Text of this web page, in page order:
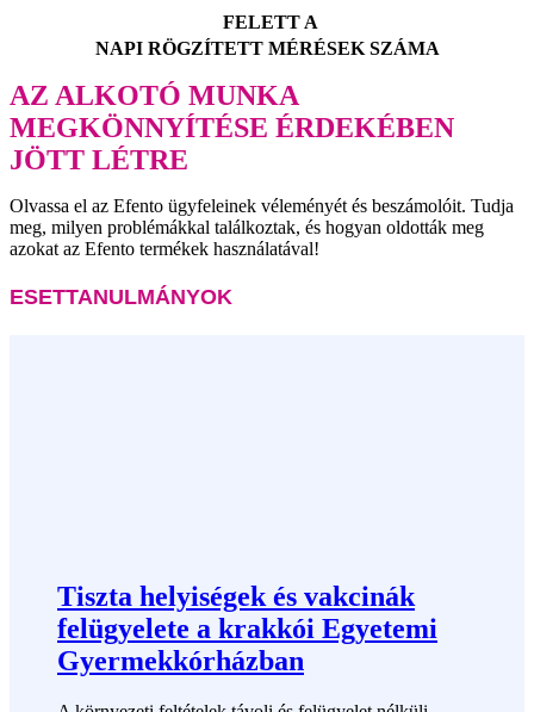
FELETT A
NAPI RÖGZÍTETT MÉRÉSEK SZÁMA
AZ ALKOTÓ MUNKA
MEGKÖNNYÍTÉSE ÉRDEKÉBEN
JÖTT LÉTRE
Olvassa el az Efento ügyfeleinek véleményét és beszámolóit. Tudja
meg, milyen problémákkal találkoztak, és hogyan oldották meg
azokat az Efento termékek használatával!
ESETTANULMÁNYOK
Tiszta helyiségek és vakcinák
felügyelete a krakkói Egyetemi
Gyermekkórházban